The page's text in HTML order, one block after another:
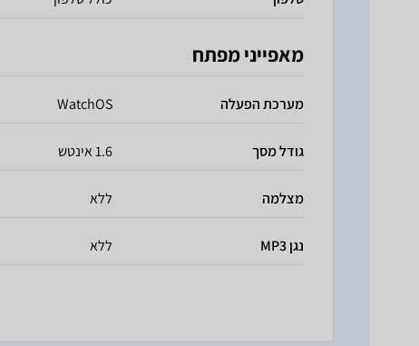
מאפייני מפתח
מערכת הפעלה WatchOS
גודל מסך 1.6 אינטש
מצלמה ללא
נגן MP3 ללא